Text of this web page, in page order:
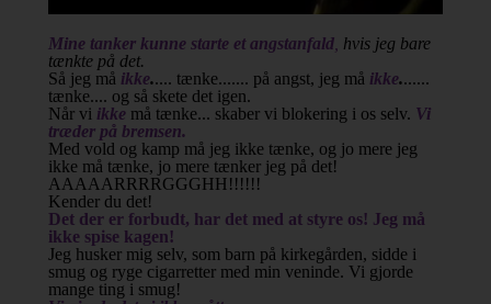
Mine tanker kunne starte et angstanfald hvis jeg bare
tænkte på det.
Så jeg må ikke..... tænke....... på angst, jeg må ikke.......
tænke.... og så skete det igen.
Når vi ikke må tænke... skaber vi blokering i os selv. Vi
træder på bremsen.
Med vold og kamp må jeg ikke tænke, og jo mere jeg
ikke må tænke, jo mere tænker jeg på det!
AAAAARRRRGGGHH!!!!!!
Kender du det!
Det der er forbudt, har det med at styre os! Jeg må
ikke spise kagen!
Jeg husker mig selv, som barn på kirkegården, sidde i
smug og ryge cigarretter med min veninde. Vi gjorde
mange ting i smug!